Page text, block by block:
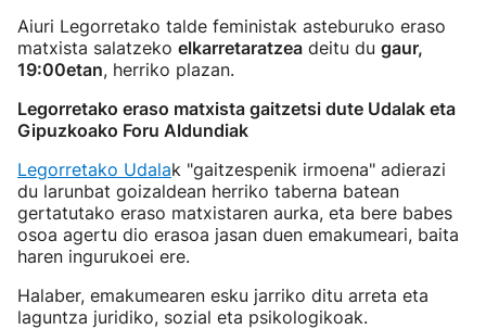
Aiuri Legorretako talde feministak asteburuko eraso
matxista salatzeko elkarretaratzea deitu du gaur,
19:00etan, herriko plazan.
Legorretako eraso matxista gaitzetsi dute Udalak eta
Gipuzkoako Foru Aldundiak
Legorretako Udalak "gaitzespenik irmoena" adierazi
du larunbat goizaldean herriko taberna batean
gertatutako eraso matxistaren aurka, eta bere babes
osoa agertu dio erasoa jasan duen emakumeari, baita
haren ingurukoei ere.
Halaber, emakumearen esku jarriko ditu arreta eta
laguntza juridiko, sozial eta psikologikoak.